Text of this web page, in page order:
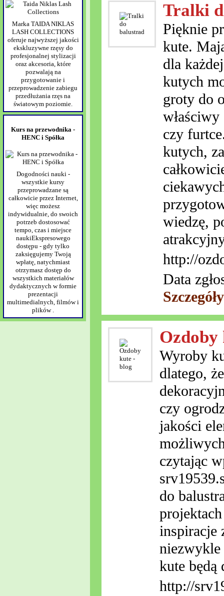
Marka TAIDA NIKLAS
LASH COLLECTIONS
oferuje najwyższej jakości
ekskluzywne rzęsy do
profesjonalnej stylizacji
oraz akcesoria, które
pozwalają na
przygotowanie i
przeprowadzenie zabiegu
przedłużania rzęs na
światowym poziomie.
Kurs na przewodnika -
HENC i Spółka
Dogodności nauki -
wszystkie kursy
przeprowadzane są
całkowicie przez Internet,
więc możesz
indywidualnie, do swoich
potrzeb dostosować
tempo, czas i miejsce
naukiEkspresowego
dostępu - gdy tylko
zaksięgujemy Twoją
wpłatę, natychmiast
otrzymasz dostęp do
wszystkich materiałów
dydaktycznych w formie
prezentacji
multimedialnych, filmów i
plików .
Tralki
Pięknie
kute.
dla
kutych
groty do
czy
kutych,
wiedzę,
http://
Data
Szczegóły
Ozdoby
Wyroby
dlatego,
czy
jakości
czytając
do
inspiracje
kute będą
http://